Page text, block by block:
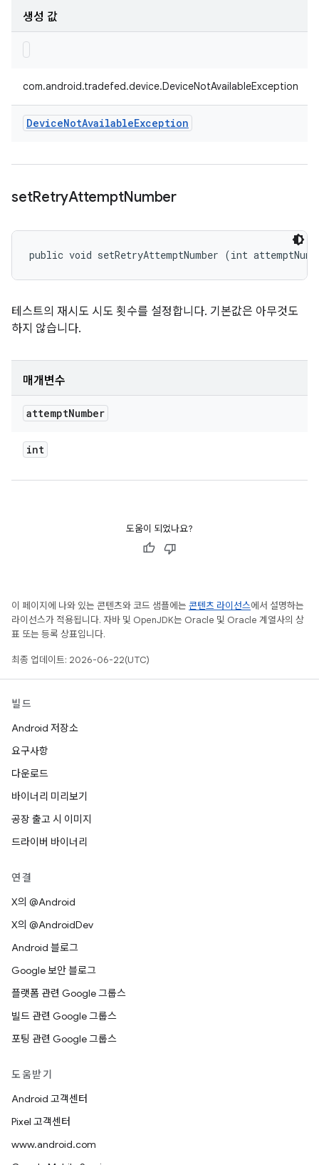
생성 값
com.android.tradefed.device.DeviceNotAvailableException
DeviceNotAvailableException
setRetryAttemptNumber
public void setRetryAttemptNumber (int
테스트의 재시도 시도 횟수를 설정합니다. 기본값은 아무것도
하지 않습니다.
매개변수
attemptNumber
int
도움이 되었나요?
이 페이지에 나와 있는 콘텐츠와 코드 샘플에는 콘텐츠 라이선스에서 설명하는
라이선스가 적용됩니다. 자바 및 OpenJDK는 Oracle 및 Oracle 계열사의 상
표 또는 등록 상표입니다.
최종 업데이트: 2026-06-22(UTC)
빌드
Android 저장소
요구사항
다운로드
바이너리 미리보기
공장 출고 시 이미지
드라이버 바이너리
연결
X의 @Android
X의 @AndroidDev
Android 블로그
Google 보안 블로그
플랫폼 관련 Google 그룹스
빌드 관련 Google 그룹스
포팅 관련 Google 그룹스
도움받기
Android 고객센터
Pixel 고객센터
www.android.com